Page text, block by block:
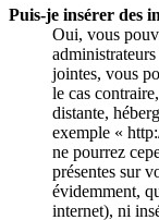
Puis-je insérer des
Oui, vous
jointes, vous
le cas
distante,
exemple «
ne pourrez
présentes sur
évidemment,
internet), ni